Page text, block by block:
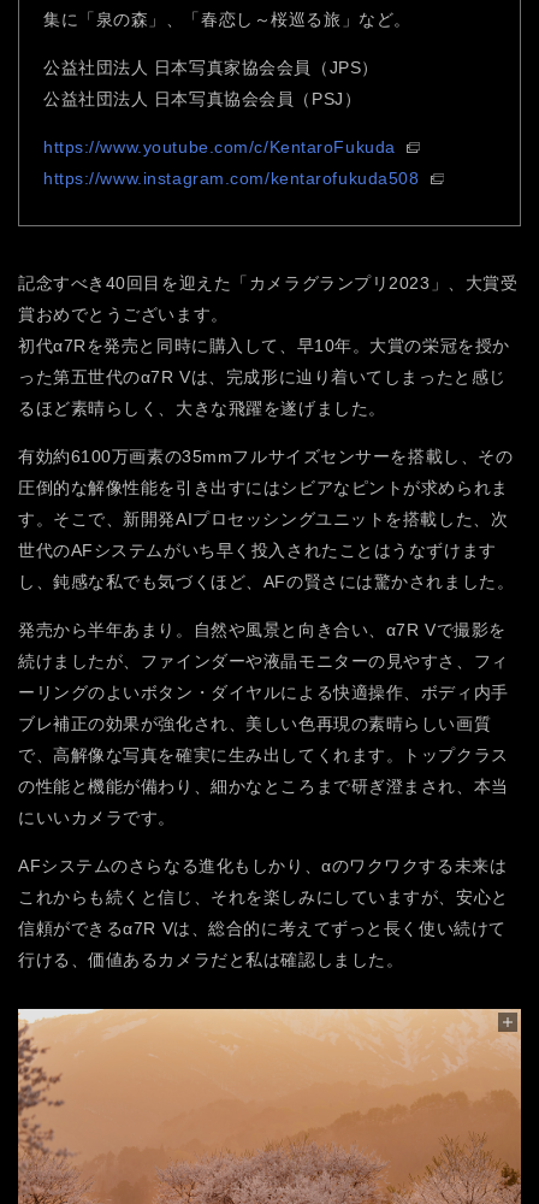
集に「泉の森」、「春恋し～桜巡る旅」など。
公益社団法人 日本写真家協会会員（JPS）
公益社団法人 日本写真協会会員（PSJ）
https://www.youtube.com/c/KentaroFukuda
https://www.instagram.com/kentarofukuda508
記念すべき40回目を迎えた「カメラグランプリ2023」、大賞受
賞おめでとうございます。
初代α7Rを発売と同時に購入して、早10年。大賞の栄冠を授か
った第五世代のα7R Vは、完成形に辿り着いてしまったと感じ
るほど素晴らしく、大きな飛躍を遂げました。
有効約6100万画素の35mmフルサイズセンサーを搭載し、その
圧倒的な解像性能を引き出すにはシビアなピントが求められま
す。そこで、新開発AIプロセッシングユニットを搭載した、次
世代のAFシステムがいち早く投入されたことはうなずけます
し、鈍感な私でも気づくほど、AFの賢さには驚かされました。
発売から半年あまり。自然や風景と向き合い、α7R Vで撮影を
続けましたが、ファインダーや液晶モニターの見やすさ、フィ
ーリングのよいボタン・ダイヤルによる快適操作、ボディ内手
ブレ補正の効果が強化され、美しい色再現の素晴らしい画質
で、高解像な写真を確実に生み出してくれます。トップクラス
の性能と機能が備わり、細かなところまで研ぎ澄まされ、本当
にいいカメラです。
AFシステムのさらなる進化もしかり、αのワクワクする未来は
これからも続くと信じ、それを楽しみにしていますが、安心と
信頼ができるα7R Vは、総合的に考えてずっと長く使い続けて
行ける、価値あるカメラだと私は確認しました。